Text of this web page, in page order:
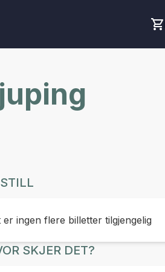
er ingen flere billetter tilgjengelig
SKJER DET?